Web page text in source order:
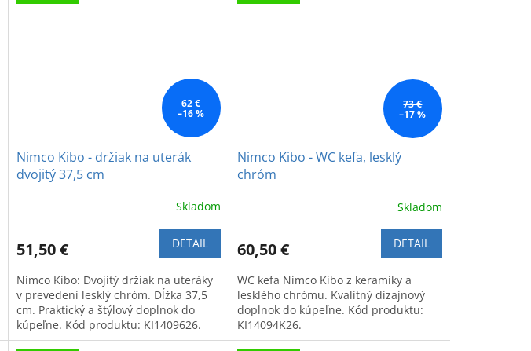
62 €
–16 %
Nimco Kibo - držiak na uterák
dvojitý 37,5 cm
Skladom
51,50 € DETAIL
Nimco Kibo: Dvojitý držiak na uteráky
v prevedení lesklý chróm. Dĺžka 37,5
cm. Praktický a štýlový doplnok do
kúpeľne. Kód produktu: KI1409626.
73 €
–17 %
Nimco Kibo - WC kefa, lesklý
chróm
Skladom
60,50 € DETAIL
WC kefa Nimco Kibo z keramiky a
lesklého chrómu. Kvalitný dizajnový
doplnok do kúpeľne. Kód produktu:
KI14094K26.